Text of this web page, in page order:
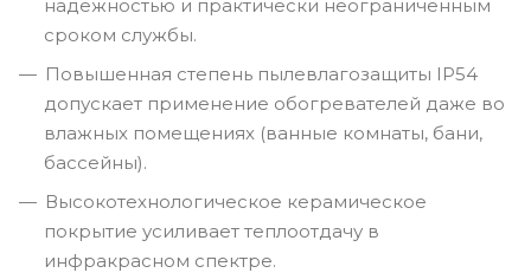
надежностью и практически неограниченным
сроком службы.
Повышенная степень пылевлагозащиты IP54
допускает применение обогревателей даже во
влажных помещениях (ванные комнаты, бани,
бассейны).
Высокотехнологическое керамическое
покрытие усиливает теплоотдачу в
инфракрасном спектре.